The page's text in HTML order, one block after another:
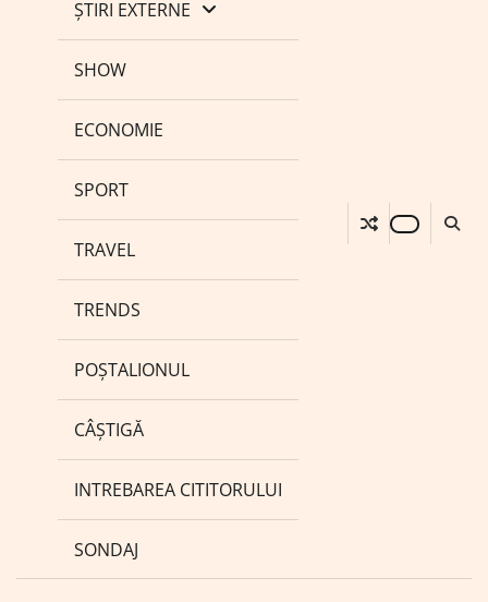
ȘTIRI EXTERNE
SHOW
ECONOMIE
SPORT
TRAVEL
TRENDS
POȘTALIONUL
CÂȘTIGĂ
INTREBAREA CITITORULUI
SONDAJ